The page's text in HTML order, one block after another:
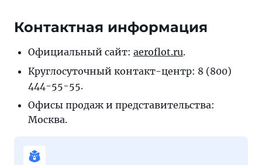
Контактная информация
Официальный сайт: aeroflot.ru.
Круглосуточный контакт-центр: 8 (800)
444-55-55.
Офисы продаж и представительства:
Москва.